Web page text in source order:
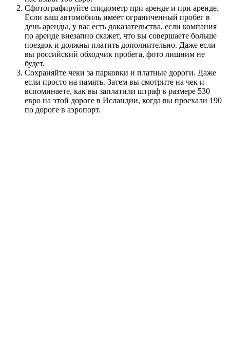
Сфотографируйте спидометр при аренде и при аренде.
Если ваш автомобиль имеет ограниченный пробег в
день аренды, у вас есть доказательства, если компания
по аренде внезапно скажет, что вы совершаете больше
поездок и должны платить дополнительно. Даже если
вы российский обходчик пробега, фото лишним не
будет.
Сохраняйте чеки за парковки и платные дороги. Даже
если просто на память. Затем вы смотрите на чек и
вспоминаете, как вы заплатили штраф в размере 530
евро на этой дороге в Исландии, когда вы проехали 190
по дороге в аэропорт.